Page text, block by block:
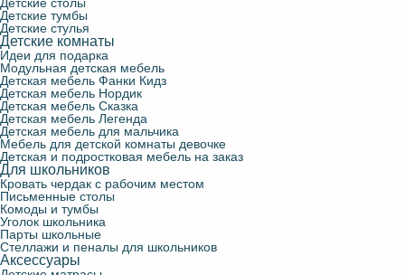
Детские тумбы
Детские стулья
Детские комнаты
Идеи для подарка
Модульная детская мебель
Детская мебель Фанки Кидз
Детская мебель Нордик
Детская мебель Сказка
Детская мебель Легенда
Детская мебель для мальчика
Мебель для детской комнаты девочке
Детская и подростковая мебель на заказ
Для школьников
Кровать чердак с рабочим местом
Письменные столы
Комоды и тумбы
Уголок школьника
Парты школьные
Стеллажи и пеналы для школьников
Аксессуары